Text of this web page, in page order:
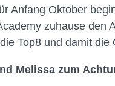
Anfang Oktober
zuhause den
Top8 und damit
Melissa zum